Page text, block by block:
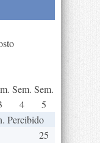
Sem.
4
Sem.
5
Percibido
25